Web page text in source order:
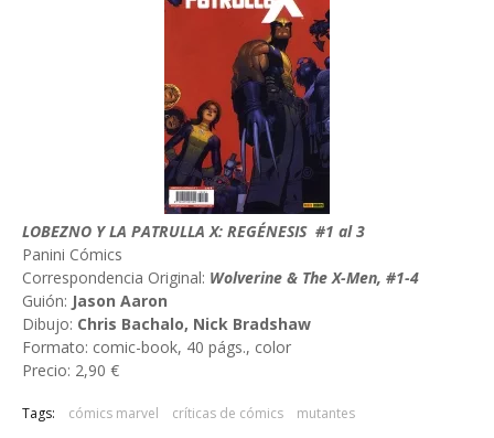
LOBEZNO Y LA PATRULLA X: REGÉNESIS #1 al 3
Panini Cómics
Correspondencia Original: Wolverine & The X-Men, #1-4
Guión: Jason Aaron
Dibujo: Chris Bachalo, Nick Bradshaw
Formato: comic-book, 40 págs., color
Precio: 2,90 €
Tags: cómics marvel críticas de cómics mutantes